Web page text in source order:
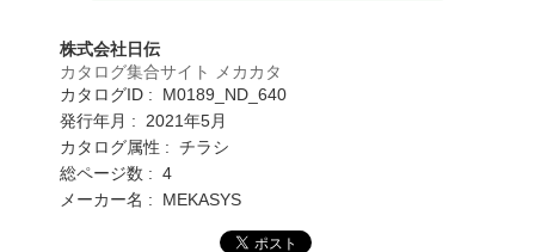
株式会社日伝
カタログ集合サイト メカカタ
カタログID : M0189_ND_640
発行年月 : 2021年5月
カタログ属性 : チラシ
総ページ数 : 4
メーカー名 : MEKASYS